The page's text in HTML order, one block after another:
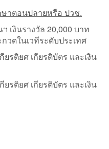
าตอนปลายหรือ ปวช.
เงินรางวัล 20,000 บาท
วดในเวทีระดับประเทศ
ยรติยศ เกียรติบัตร และเงิน
ยรติยศ เกียรติบัตร และเงิน